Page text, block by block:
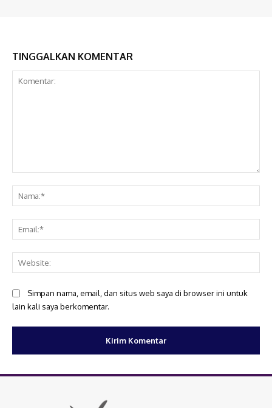
TINGGALKAN KOMENTAR
Simpan nama, email, dan situs web saya di browser ini untuk
lain kali saya berkomentar.